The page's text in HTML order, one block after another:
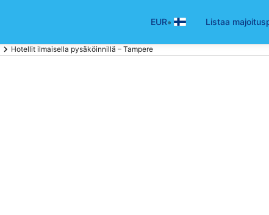
EUR• Listaa
Hotellit ilmaisella pysäköinnillä – Tampere